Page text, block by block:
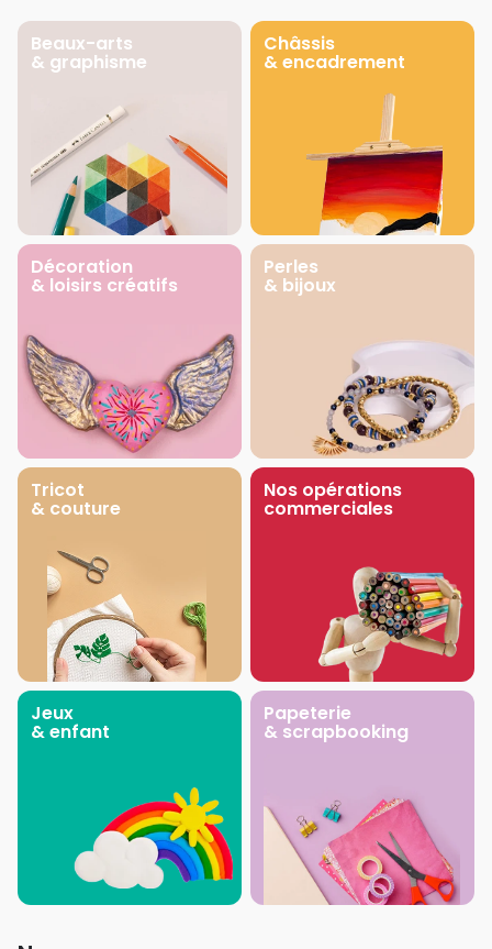
Beaux-arts
& graphisme
Châssis
& encadrement
Décoration
& loisirs créatifs
Perles
& bijoux
Tricot
& couture
Nos opérations
commerciales
Jeux
& enfant
Papeterie
& scrapbooking